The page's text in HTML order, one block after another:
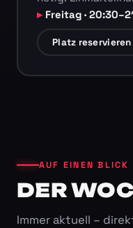
Freitag ·
Platz reservieren
AUF EINEN BLICK
DER
Immer aktuell –